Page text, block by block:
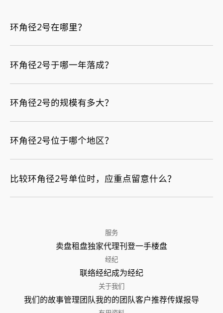
环角径2号在哪里？
环角径2号于哪一年落成？
环角径2号的规模有多大？
环角径2号位于哪个地区？
比较环角径2号单位时，应重点留意什么？
服务
卖盘租盘独家代理刊登一手楼盘
经纪
联络经纪成为经纪
关于我们
我们的故事管理团队我的的团队客户推荐传媒报导